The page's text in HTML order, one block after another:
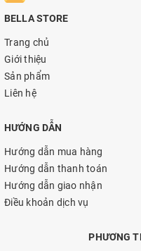
BELLA STORE
Trang chủ
Giới thiệu
Sản phẩm
Liên hệ
HƯỚNG DẪN
Hướng dẫn mua hàng
Hướng dẫn thanh toán
Hướng dẫn giao nhận
Điều khoản dịch vụ
PHƯƠNG